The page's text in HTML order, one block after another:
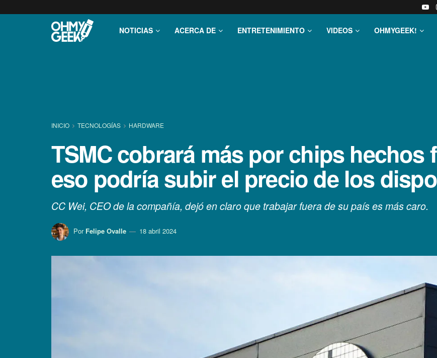
NOTICIAS ACERCA DE ENTRETENIMIENTO VIDEOS OHMYGEEK!
INICIO TECNOLOGÍ­AS HARDWARE
TSMC cobrará más por chips hechos
eso podría subir el precio de los
CC Wei, CEO de la compañía, dejó en claro que trabajar fuera de su país es más caro.
Por Felipe Ovalle 18 abril 2024